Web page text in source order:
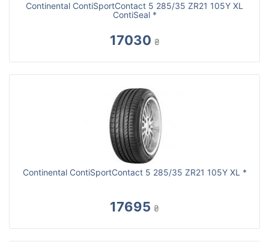
Continental ContiSportContact 5 285/35 ZR21 105Y XL
ContiSeal *
17030 ₴
Continental ContiSportContact 5 285/35 ZR21 105Y XL *
17695 ₴